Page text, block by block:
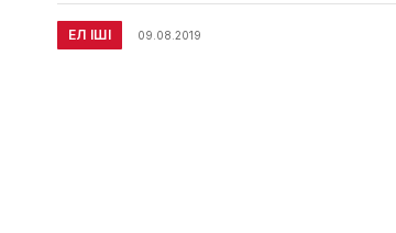
ЕЛ ІШІ 09.08.2019